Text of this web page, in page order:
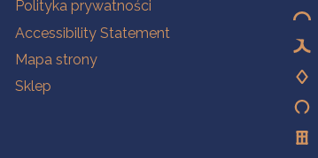
Polityka prywatności
Accessibility Statement
Mapa strony
Sklep